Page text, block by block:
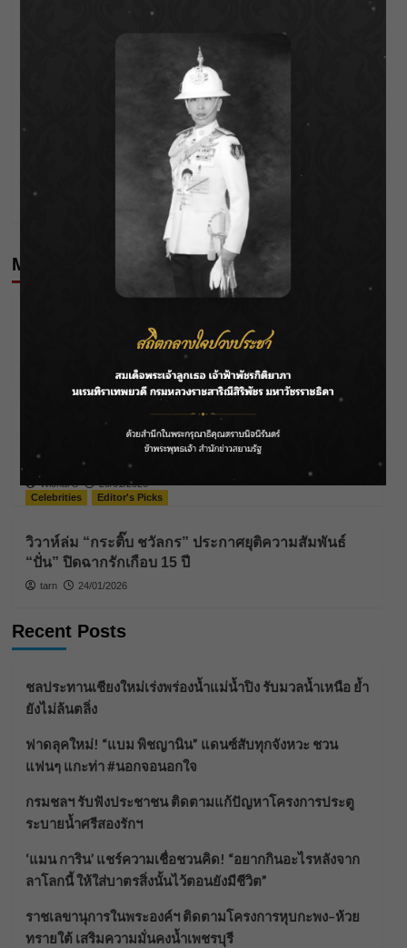
Post
ต้นสังกัดแจ้ง “เป็ก zeal” ติดโควิด!!
“พั้นช์ วรกาญจน์” ทำเอาแฟน ๆ ช็อกไม่น้อย
More Stories
Editor's Picks
“เป็กกี้ ศรีธัญญา” ไม่เข็ดกับความรัก !! แม้จะมีรักครั้ง
ใหม่ที่สดใสกว่าเดิม แต่ยอมรับว่าเธอไม่คิดจะแต่งงาน
เป็นครั้งที่ 2
Wichai S
29/01/2026
Celebrities
Editor's Picks
วิวาห์ล่ม “กระติ๊บ ชวัลกร” ประกาศยุติความสัมพันธ์
“ปั่น” ปิดฉากรักเกือบ 15 ปี
tarn 24/01/2026
Recent Posts
ชลประทานเชียงใหม่เร่งพร่องน้ำแม่น้ำปิง รับมวลน้ำเหนือ ย้ำ
ยังไม่ล้นตลิ่ง
ฟาดลุคใหม่! “แบม พิชญานิน” แดนซ์สับทุกจังหวะ ชวน
แฟนๆ แกะท่า #นอกจอนอกใจ
กรมชลฯ รับฟังประชาชน ติดตามแก้ปัญหาโครงการประตู
ระบายน้ำศรีสองรักฯ
‘แมน การิน’ แชร์ความเชื่อชวนคิด! “อยากกินอะไรหลังจาก
ลาโลกนี้ ให้ใส่บาตรสิ่งนั้นไว้ตอนยังมีชีวิต”
ราชเลขานุการในพระองค์ฯ ติดตามโครงการหุบกะพง–ห้วย
ทรายใต้ เสริมความมั่นคงน้ำเพชรบุรี